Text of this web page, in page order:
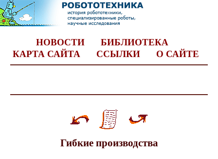
НОВОСТИ
БИБЛИОТЕКА
КАРТА САЙТА
ССЫЛКИ О САЙТЕ
Гибкие производства